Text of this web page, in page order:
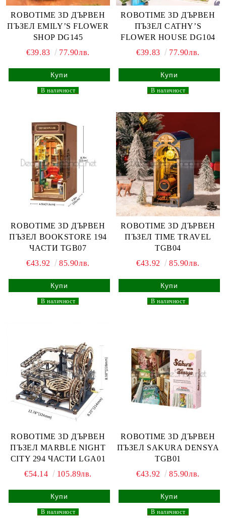
ROBOTIME 3D ДЪРВЕН
ПЪЗЕЛ EMILY’S FLOWER
SHOP DG145
€39.83
77.90лв.
В наличност
ROBOTIME 3D ДЪРВЕН
ПЪЗЕЛ CATHY’S
FLOWER HOUSE DG104
€39.83
77.90лв.
В наличност
ROBOTIME 3D ДЪРВЕН
ПЪЗЕЛ BOOKSTORE 194
ЧАСТИ TGB07
€43.92
85.90лв.
В наличност
ROBOTIME 3D ДЪРВЕН
ПЪЗЕЛ TIME TRAVEL
TGB04
€43.92
85.90лв.
В наличност
ROBOTIME 3D ДЪРВЕН
ПЪЗЕЛ MARBLE NIGHT
CITY 294 ЧАСТИ LGA01
€54.14
105.89лв.
В наличност
ROBOTIME 3D ДЪРВЕН
ПЪЗЕЛ SAKURA DENSYA
TGB01
€43.92
85.90лв.
В наличност